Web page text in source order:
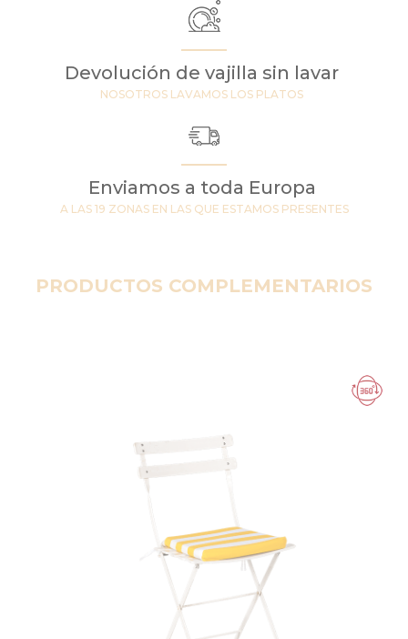
Devolución de vajilla sin lavar
NOSOTROS LAVAMOS LOS PLATOS
Enviamos a toda Europa
A LAS 19 ZONAS EN LAS QUE ESTAMOS PRESENTES
PRODUCTOS COMPLEMENTARIOS